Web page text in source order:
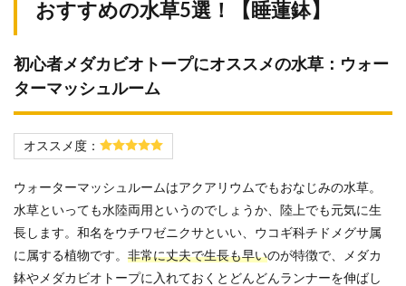
おすすめの水草5選！【睡蓮鉢】
初心者メダカビオトープにオススメの水草：ウォー
ターマッシュルーム
オススメ度：
ウォーターマッシュルームはアクアリウムでもおなじみの水草。
水草といっても水陸両用というのでしょうか、陸上でも元気に生
長します。和名をウチワゼニクサといい、ウコギ科チドメグサ属
に属する植物です。 非常に丈夫で生長も早いのが特徴で、メダカ
鉢やメダカビオトープに入れておくとどんどんランナーを伸ばし